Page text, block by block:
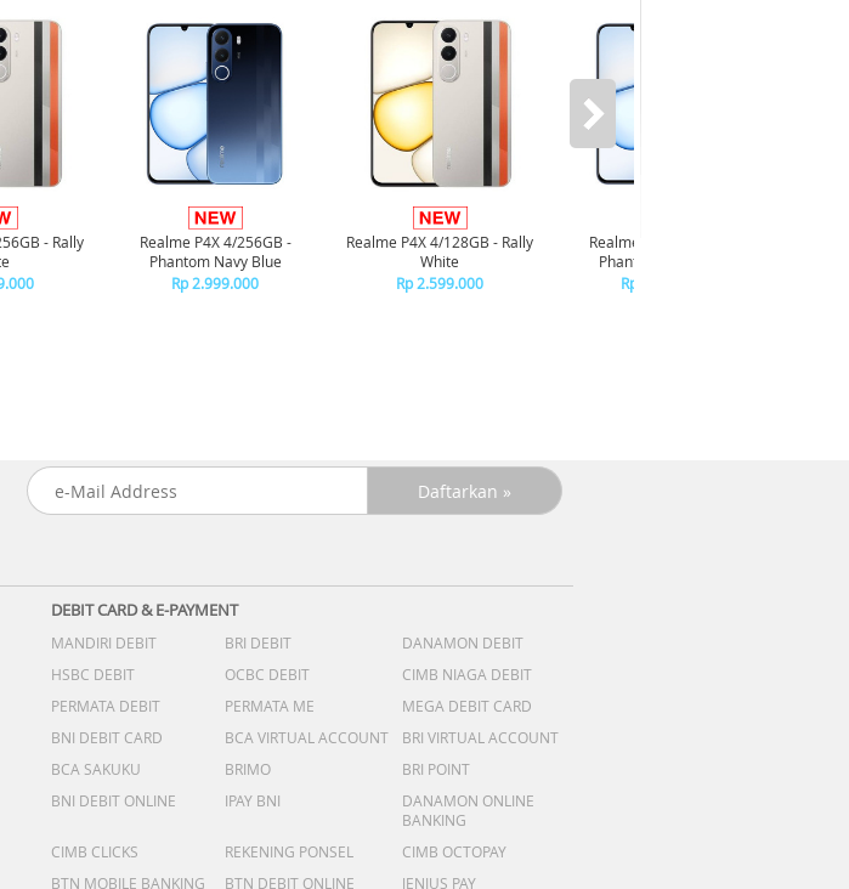
- Rally
Realme P4X 4/256GB -
Phantom Navy Blue
Rp 2.999.000
Realme P4X 4/128GB - Rally
White
Rp 2.599.000
Realme P4X 4/128GB -
Phantom Navy Blue
Rp 2.599.000
DEBIT CARD & E-PAYMENT
MANDIRI DEBIT BRI DEBIT
DANAMON DEBIT
HSBC DEBIT
OCBC DEBIT
CIMB NIAGA DEBIT
PERMATA DEBIT
PERMATA ME
MEGA DEBIT CARD
BNI DEBIT CARD
BCA VIRTUAL ACCOUNT
BRI VIRTUAL ACCOUNT
BCA SAKUKU
BRIMO
BRI POINT
BNI DEBIT ONLINE
IPAY BNI
DANAMON ONLINE
BANKING
CIMB CLICKS
REKENING PONSEL
CIMB OCTOPAY
BTN MOBILE BANKING
BTN DEBIT ONLINE JENIUS PAY